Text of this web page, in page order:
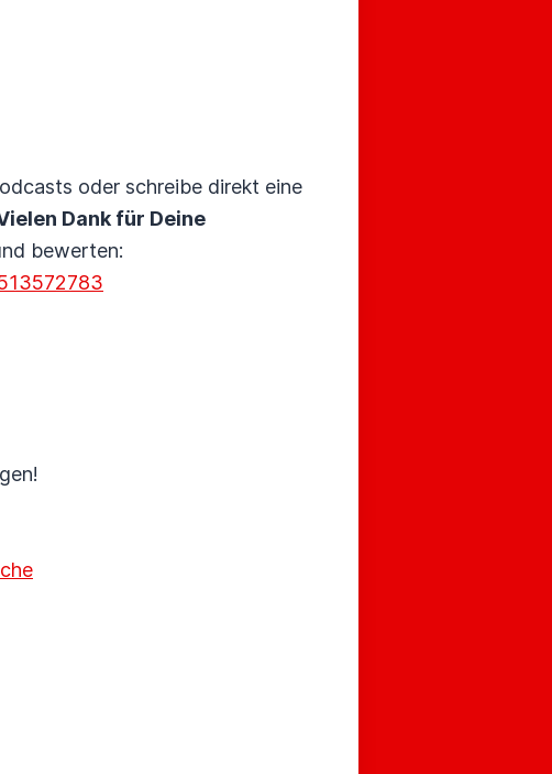
oder schreibe direkt eine
Dank für Deine
bewerten: